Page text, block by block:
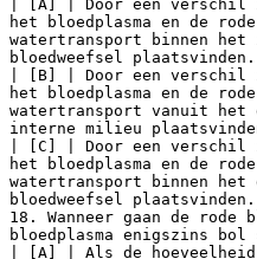
| [A] | Door een verschil
het bloedplasma en de
watertransport binnen
bloedweefsel plaatsvinden.
| [B] | Door een verschil
het bloedplasma en de
watertransport vanuit het
interne milieu
| [C] | Door een verschil
het bloedplasma en de
watertransport binnen
bloedweefsel plaatsvinden.
18. Wanneer gaan de
bloedplasma enigszins bol
| [A] | Als de